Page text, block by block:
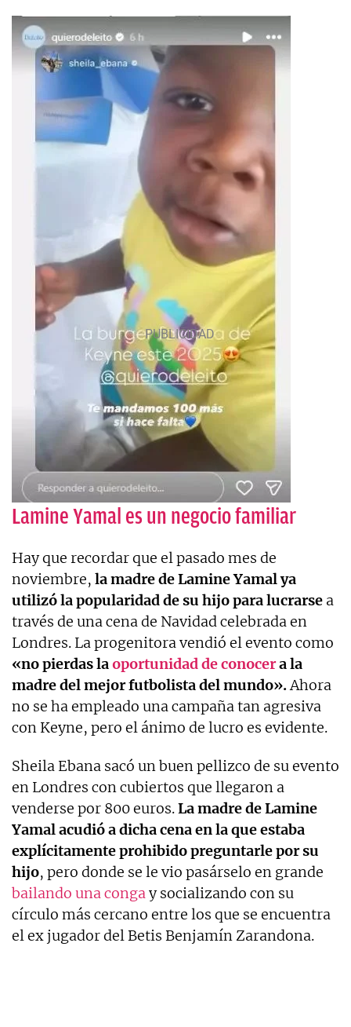
Lamine Yamal es un negocio familiar
Hay que recordar que el pasado mes de
noviembre, la madre de Lamine Yamal ya
utilizó la popularidad de su hijo para lucrarse a
través de una cena de Navidad celebrada en
Londres. La progenitora vendió el evento como
«no pierdas laoportunidad de conocera la
madre del mejor futbolista del mundo».Ahora
no se ha empleado una campaña tan agresiva
con Keyne, pero el ánimo de lucro es evidente.
Sheila Ebana sacó un buen pellizco de su evento
en Londres con cubiertos que llegaron a
venderse por 800 euros.La madre de Lamine
Yamal acudió a dicha cena en la que estaba
explícitamente prohibido preguntarle por su
hijo, pero donde se le vio pasárselo en grande
bailando una congay socializando con su
círculo más cercano entre los que se encuentra
el ex jugador del Betis Benjamín Zarandona.